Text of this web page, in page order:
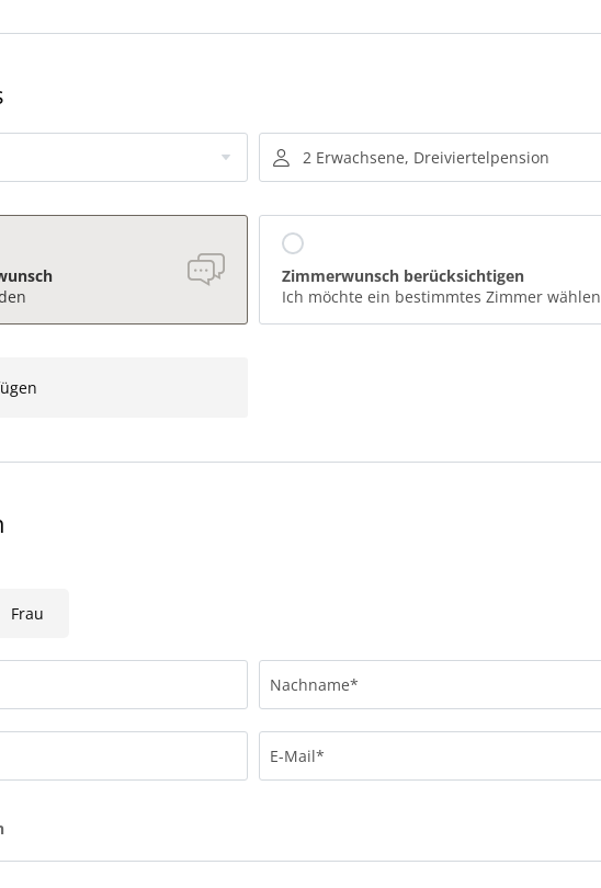
2 Erwachsene, Dreiviertelpension
Zimmerwunsch berücksichtigen
Ich möchte ein bestimmtes Zimmer wählen
Frau
Nachname*
E-Mail*